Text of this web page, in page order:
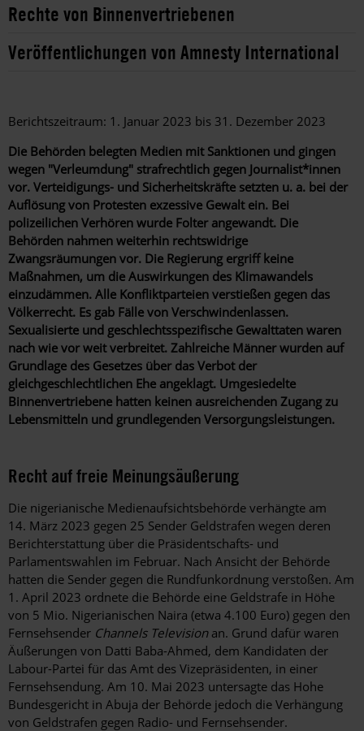
Rechte von Binnenvertriebenen
Veröffentlichungen von Amnesty International
Berichtszeitraum: 1. Januar 2023 bis 31. Dezember 2023
Die Behörden belegten Medien mit Sanktionen und gingen
wegen "Verleumdung" strafrechtlich gegen Journalist*innen
vor. Verteidigungs- und Sicherheitskräfte setzten u. a. bei der
Auflösung von Protesten exzessive Gewalt ein. Bei
polizeilichen Verhören wurde Folter angewandt. Die
Behörden nahmen weiterhin rechtswidrige
Zwangsräumungen vor. Die Regierung ergriff keine
Maßnahmen, um die Auswirkungen des Klimawandels
einzudämmen. Alle Konfliktparteien verstießen gegen das
Völkerrecht. Es gab Fälle von Verschwindenlassen.
Sexualisierte und geschlechtsspezifische Gewalttaten waren
nach wie vor weit verbreitet. Zahlreiche Männer wurden auf
Grundlage des Gesetzes über das Verbot der
gleichgeschlechtlichen Ehe angeklagt. Umgesiedelte
Binnenvertriebene hatten keinen ausreichenden Zugang zu
Lebensmitteln und grundlegenden Versorgungsleistungen.
Recht auf freie Meinungsäußerung
Die nigerianische Medienaufsichtsbehörde verhängte am
14. März 2023 gegen 25 Sender Geldstrafen wegen deren
Berichterstattung über die Präsidentschafts- und
Parlamentswahlen im Februar. Nach Ansicht der Behörde
hatten die Sender gegen die Rundfunkordnung verstoßen. Am
1. April 2023 ordnete die Behörde eine Geldstrafe in Höhe
von 5 Mio. Nigerianischen Naira (etwa 4.100 Euro) gegen den
Fernsehsender Channels Televisionan. Grund dafür waren
Äußerungen von Datti Baba-Ahmed, dem Kandidaten der
Labour-Partei für das Amt des Vizepräsidenten, in einer
Fernsehsendung. Am 10. Mai 2023 untersagte das Hohe
Bundesgericht in Abuja der Behörde jedoch die Verhängung
von Geldstrafen gegen Radio- und Fernsehsender.